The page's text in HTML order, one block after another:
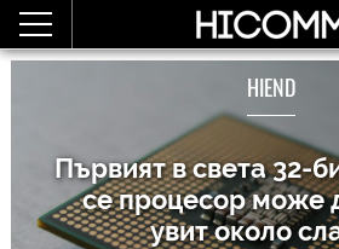
HIEND
Първият в света 32-
се процесор може
увит около